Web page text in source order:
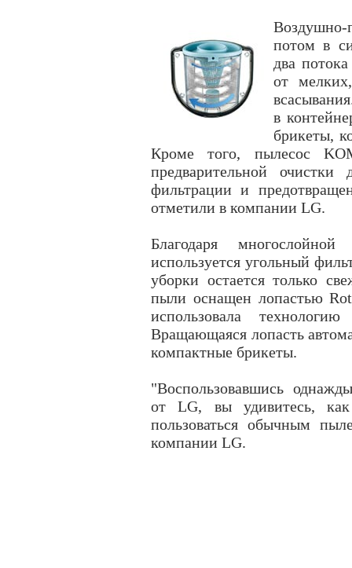
Воздушно-
потом в
два
от
в
брикеты,
Кроме того, пылесос
предварительной очистки
фильтрации и
отметили в компании LG.
Благодаря
используется угольный
уборки остается только
пыли оснащен лопастью
использовала
Вращающаяся лопасть
компактные брикеты.
"Воспользовавшись
от LG, вы удивитесь,
пользоваться обычным
компании LG.